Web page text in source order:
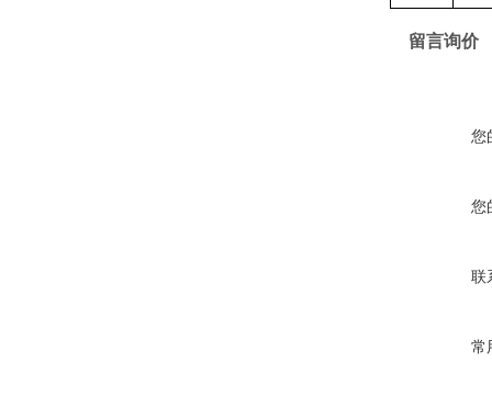
留言询价
您
您
联
常